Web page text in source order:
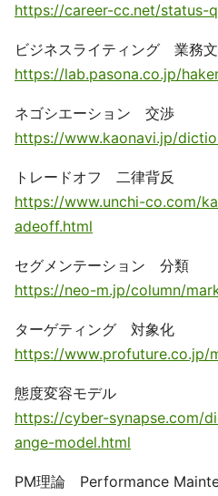
https://career-cc.net/status-
ビジネスライティング 業務
https://lab.pasona.co.jp/
ネゴシエーション 交渉
https://www.kaonavi.jp/
トレードオフ 二律背反
https://www.unchi-co.com/
adeoff.html
セグメンテーション 分類
https://neo-m.jp/column/
ターゲティング 対象化
https://www.profuture.co.jp/
態度変容モデル
https://cyber-synapse.com/
ange-model.html
PM理論 Performance